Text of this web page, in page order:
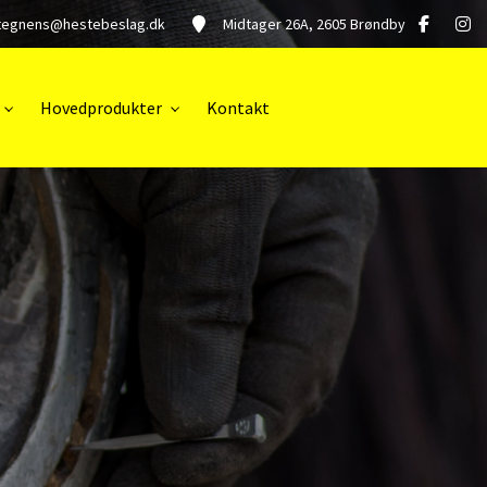
Midtager 26A, 2605 Brøndby
Hovedprodukter Kontakt